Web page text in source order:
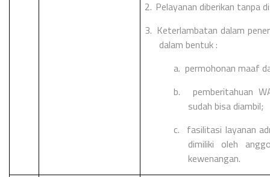
2. Pelayanan diberikan tanpa
3. Keterlambatan dalam
dalam bentuk :
a. permohonan maaf
b.
pemberitahuan
sudah bisa diambil;
c. fasilitasi layanan
dimiliki oleh
kewenangan.